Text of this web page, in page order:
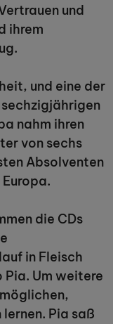
und
ihrem
und eine der
nahm ihren
von sechs
Absolventen
die CDs
in Fleisch
Pia. Um weitere
lernen. Pia saß